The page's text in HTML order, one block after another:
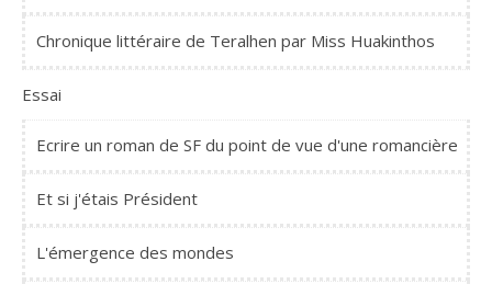
Chronique littéraire de Teralhen par Miss Huakinthos
Essai
Ecrire un roman de SF du point de vue d'une romancière
Et si j'étais Président
L'émergence des mondes